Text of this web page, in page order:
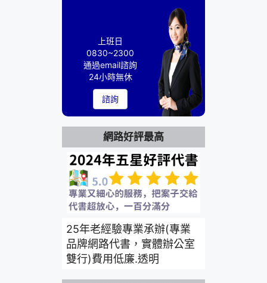
上班日
0830~2300
通過email諮詢
24小時無休
諮詢
網路好評最高
25年老經驗專業承辦(專業
品牌網路代書，實體辦公室
雙行)費用低廉.透明